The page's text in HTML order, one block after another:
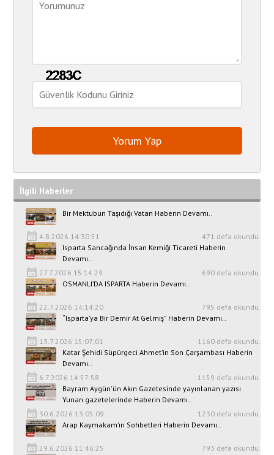
İlgili Haberler
Bir Mektubun Taşıdığı Vatan Haberin Devamı..
4.8.2026 14:30:51
471 defa okundu.
Isparta Sancağında İnsan Kemiği Ticareti Haberin
Devamı..
27.7.2026 15:14:29
690 defa okundu.
OSMANLI’DA ISPARTA Haberin Devamı..
22.7.2026 14:14:20
795 defa okundu.
“Isparta’ya Bir Demir At Gelmiş” Haberin Devamı..
13.7.2026 15:07:01
1160 defa okundu.
Katar Şehidi Süpürgeci Ahmet’in Son Çarşambası Haberin
Devamı..
6.7.2026 14:57:58
1159 defa okundu.
Bayram Aygün'ün Akın Gazetesinde yayınlanan yazısı
Yunan gazetelerinde Haberin Devamı..
30.6.2026 13:05:09
1230 defa okundu.
Arap Kaymakam’ın Sohbetleri Haberin Devamı..
29.6.2026 11:46:25
793 defa okundu.